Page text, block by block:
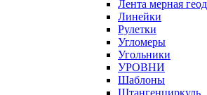
Лента мерная
Линейки
Рулетки
Угломеры
Угольники
УРОВНИ
Шаблоны
Штангенциркуль